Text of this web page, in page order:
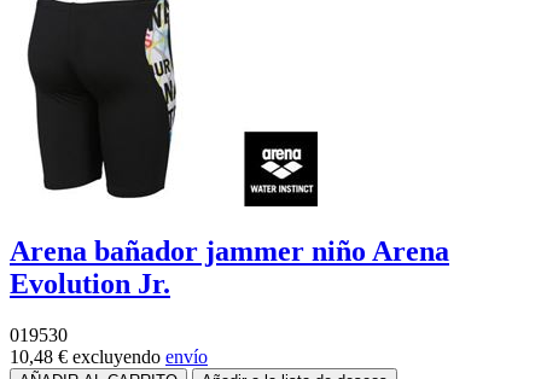
Arena bañador jammer niño Arena
Evolution Jr.
019530
10,48 € excluyendo envío